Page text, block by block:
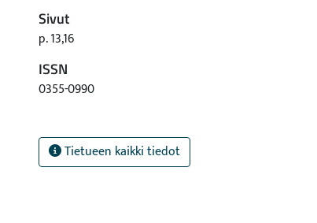
Sivut
p. 13,16
ISSN
0355-0990
Tietueen kaikki tiedot